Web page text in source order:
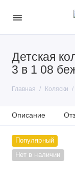
Детская
3 в 1 08
Главная Коляски
Описание
Популярный
Нет в наличии